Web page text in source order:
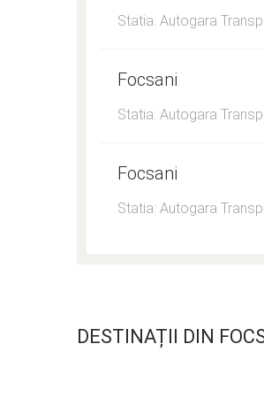
Statia: Autogara
Focsani
Statia: Autogara
Focsani
Statia: Autogara
DESTINAȚII DIN